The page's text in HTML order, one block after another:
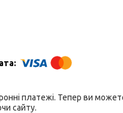
платежі. Тепер ви
сайту.